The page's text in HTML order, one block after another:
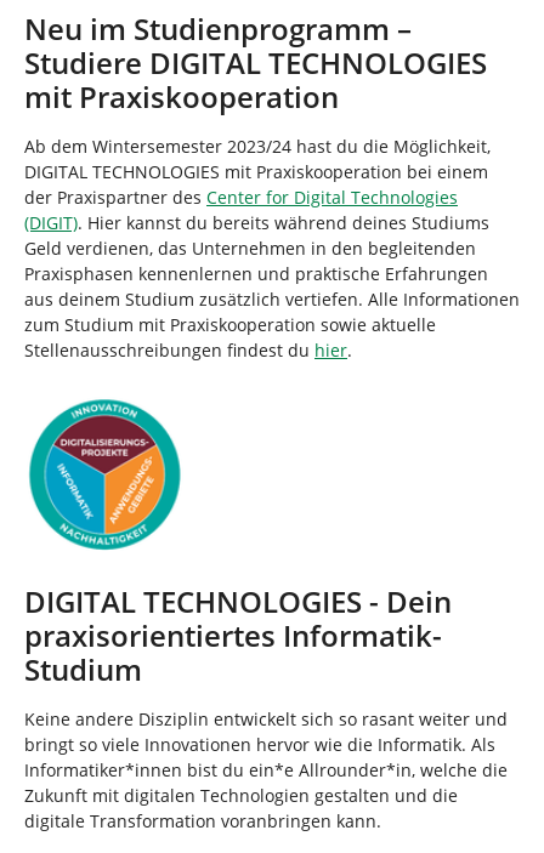
Neu im Studienprogramm –
Studiere DIGITAL TECHNOLOGIES
mit Praxiskooperation
Ab dem Wintersemester 2023/24 hast du die Möglichkeit,
DIGITAL TECHNOLOGIES mit Praxiskooperation bei einem
der Praxispartner des Center for Digital Technologies
(DIGIT). Hier kannst du bereits während deines Studiums
Geld verdienen, das Unternehmen in den begleitenden
Praxisphasen kennenlernen und praktische Erfahrungen
aus deinem Studium zusätzlich vertiefen. Alle Informationen
zum Studium mit Praxiskooperation sowie aktuelle
Stellenausschreibungen findest du hier.
DIGITAL TECHNOLOGIES - Dein
praxisorientiertes Informatik-
Studium
Keine andere Disziplin entwickelt sich so rasant weiter und
bringt so viele Innovationen hervor wie die Informatik. Als
Informatiker*innen bist du ein*e Allrounder*in, welche die
Zukunft mit digitalen Technologien gestalten und die
digitale Transformation voranbringen kann.